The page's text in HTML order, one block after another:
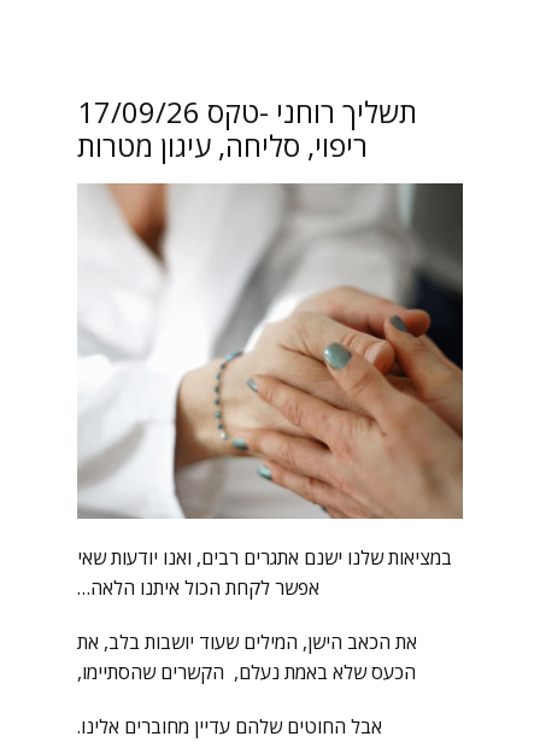
17/09/26 תשליך רוחני -טקס
ריפוי, סליחה, עיגון מטרות
במציאות שלנו ישנם אתגרים רבים, ואנו יודעות שאי
אפשר לקחת הכול איתנו הלאה…
את הכאב הישן, המילים שעוד יושבות בלב, את
הכעס שלא באמת נעלם, הקשרים שהסתיימו,
אבל החוטים שלהם עדיין מחוברים אלינו.